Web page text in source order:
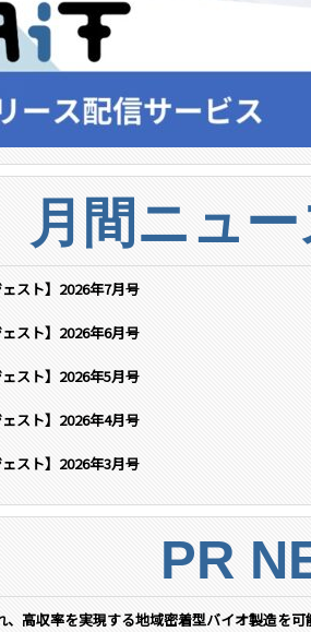
月間ニュ
ェスト】2026年7月号
ェスト】2026年6月号
ェスト】2026年5月号
ェスト】2026年4月号
ェスト】2026年3月号
PR
、高収率を実現する地域密着型バイオ製造を